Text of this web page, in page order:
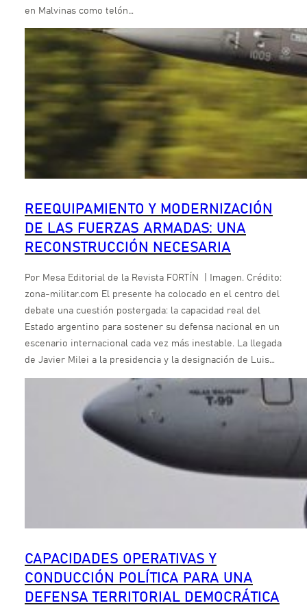
en Malvinas como telón…
REEQUIPAMIENTO Y MODERNIZACIÓN
DE LAS FUERZAS ARMADAS: UNA
RECONSTRUCCIÓN NECESARIA
Por Mesa Editorial de la Revista FORTÍN | Imagen. Crédito:
zona-militar.com El presente ha colocado en el centro del
debate una cuestión postergada: la capacidad real del
Estado argentino para sostener su defensa nacional en un
escenario internacional cada vez más inestable. La llegada
de Javier Milei a la presidencia y la designación de Luis…
CAPACIDADES OPERATIVAS Y
CONDUCCIÓN POLÍTICA PARA UNA
DEFENSA TERRITORIAL DEMOCRÁTICA